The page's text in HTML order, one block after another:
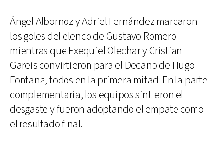
Ángel Albornoz y Adriel Fernández marcaron
los goles del elenco de Gustavo Romero
mientras que Exequiel Olechar y Cristian
Gareis convirtieron para el Decano de Hugo
Fontana, todos en la primera mitad. En la parte
complementaria, los equipos sintieron el
desgaste y fueron adoptando el empate como
el resultado final.